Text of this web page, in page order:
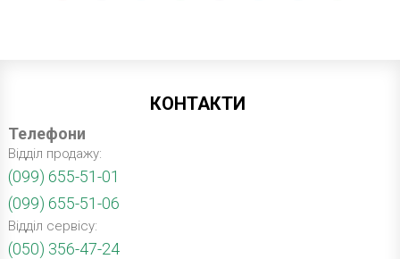
КОНТАКТИ
Телефони
Відділ продажу:
(099) 655-51-01
(099) 655-51-06
Відділ сервісу:
(050) 356-47-24